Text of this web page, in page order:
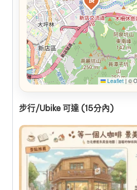
Leaflet | ©
步行/Ubike 可達 (15分內)